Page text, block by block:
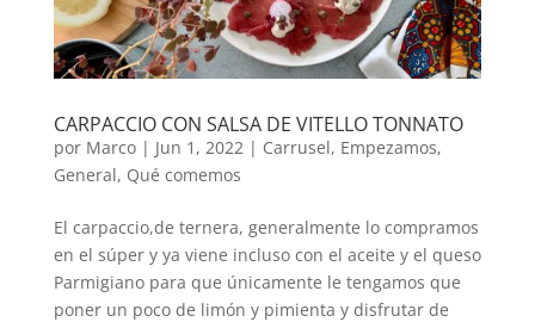
CARPACCIO CON SALSA DE VITELLO TONNATO
por Marco| Jun 1, 2022| Carrusel, Empezamos,
General, Qué comemos
El carpaccio,de ternera, generalmente lo compramos
en el súper y ya viene incluso con el aceite y el queso
Parmigiano para que únicamente le tengamos que
poner un poco de limón y pimienta y disfrutar de